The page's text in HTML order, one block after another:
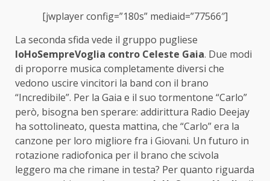
[jwplayer config=”180s” mediaid=”77566″]
La seconda sfida vede il gruppo pugliese
IoHoSempreVoglia contro Celeste Gaia. Due modi
di proporre musica completamente diversi che
vedono uscire vincitori la band con il brano
“Incredibile”. Per la Gaia e il suo tormentone “Carlo”
però, bisogna ben sperare: addirittura Radio Deejay
ha sottolineato, questa mattina, che “Carlo” era la
canzone per loro migliore fra i Giovani. Un futuro in
rotazione radiofonica per il brano che scivola
leggero ma che rimane in testa? Per quanto riguarda